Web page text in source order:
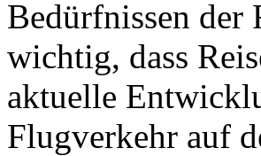
Bedürfnissen der
wichtig, dass
aktuelle
Flugverkehr auf